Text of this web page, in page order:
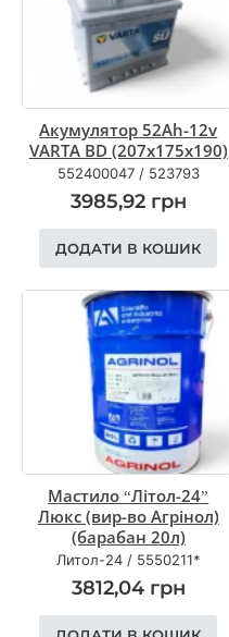
Акумулятор 52Ah-12v
VARTA BD (207х175х190)
552400047/ 523793
3985,92 грн
ДОДАТИ В КОШИК
Мастило “Літол-24”
Люкс (вир-во Агрінол)
(барабан 20л)
Литол-24/ 5550211*
3812,04 грн